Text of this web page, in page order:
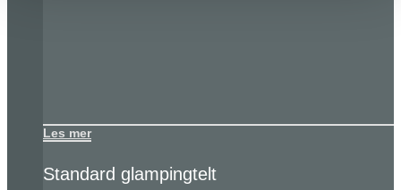
Les mer
Standard glampingtelt